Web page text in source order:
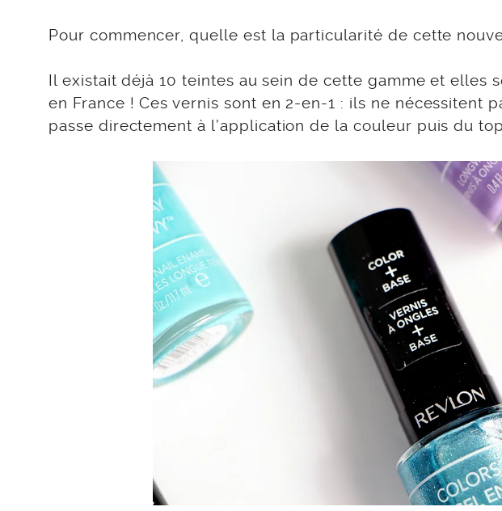
Pour commencer, quelle est la particularité de cette
Il existait déjà 10 teintes au sein de cette gamme et elles
en France ! Ces vernis sont en 2-en-1 : ils ne nécessitent
passe directement à l’application de la couleur puis du